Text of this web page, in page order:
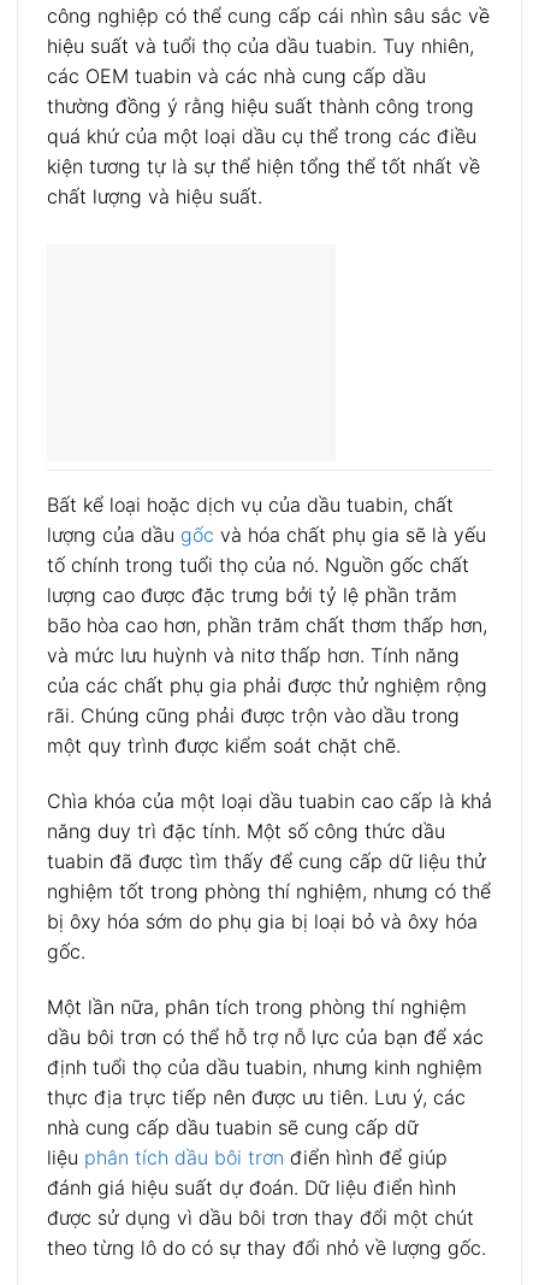
công nghiệp có thể cung cấp cái nhìn sâu sắc về
hiệu suất và tuổi thọ của dầu tuabin. Tuy nhiên,
các OEM tuabin và các nhà cung cấp dầu
thường đồng ý rằng hiệu suất thành công trong
quá khứ của một loại dầu cụ thể trong các điều
kiện tương tự là sự thể hiện tổng thể tốt nhất về
chất lượng và hiệu suất.
Bất kể loại hoặc dịch vụ của dầu tuabin, chất
lượng của dầu gốc và hóa chất phụ gia sẽ là yếu
tố chính trong tuổi thọ của nó. Nguồn gốc chất
lượng cao được đặc trưng bởi tỷ lệ phần trăm
bão hòa cao hơn, phần trăm chất thơm thấp hơn,
và mức lưu huỳnh và nitơ thấp hơn. Tính năng
của các chất phụ gia phải được thử nghiệm rộng
rãi. Chúng cũng phải được trộn vào dầu trong
một quy trình được kiểm soát chặt chẽ.
Chìa khóa của một loại dầu tuabin cao cấp là khả
năng duy trì đặc tính. Một số công thức dầu
tuabin đã được tìm thấy để cung cấp dữ liệu thử
nghiệm tốt trong phòng thí nghiệm, nhưng có thể
bị ôxy hóa sớm do phụ gia bị loại bỏ và ôxy hóa
gốc.
Một lần nữa, phân tích trong phòng thí nghiệm
dầu bôi trơn có thể hỗ trợ nỗ lực của bạn để xác
định tuổi thọ của dầu tuabin, nhưng kinh nghiệm
thực địa trực tiếp nên được ưu tiên. Lưu ý, các
nhà cung cấp dầu tuabin sẽ cung cấp dữ
liệu phân tích dầu bôi trơn điển hình để giúp
đánh giá hiệu suất dự đoán. Dữ liệu điển hình
được sử dụng vì dầu bôi trơn thay đổi một chút
theo từng lô do có sự thay đổi nhỏ về lượng gốc.